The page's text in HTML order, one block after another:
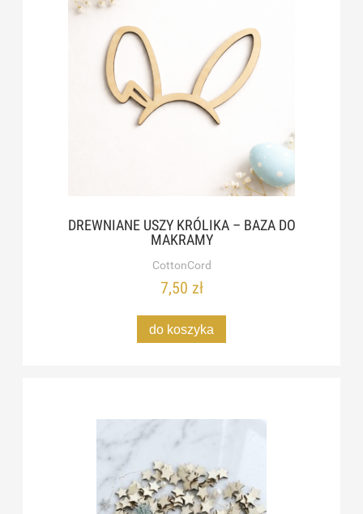
DREWNIANE USZY KRÓLIKA – BAZA DO
MAKRAMY
CottonCord
7,50 zł
do koszyka